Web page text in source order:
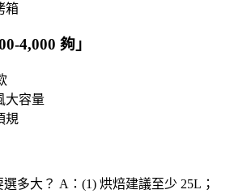
箱
4,000 夠 」
大容量
規
選多大？ A：(1) 烘焙建議至少 25L；